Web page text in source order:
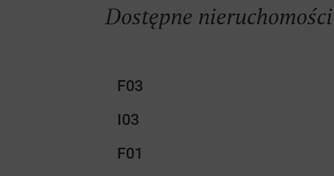
Dostępne nieruchomości
F03
I03
F01